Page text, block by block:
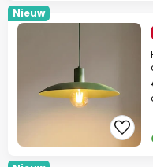
Nieuw